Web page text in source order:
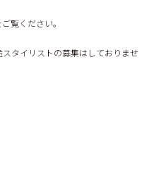
覧ください。
タイリストの募集はしておりませ